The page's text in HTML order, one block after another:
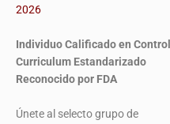
2026
Individuo Calificado en
Curriculum Estandarizado
Reconocido por FDA
Únete al selecto grupo de